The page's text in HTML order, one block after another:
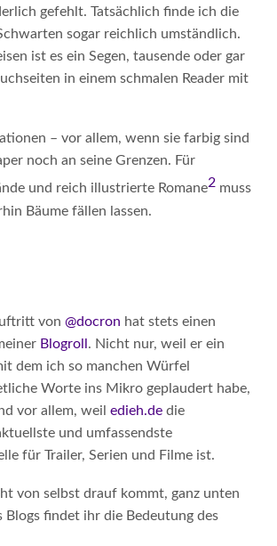
gefehlt. Tatsächlich finde ich die
sogar reichlich umständlich.
ist es ein Segen, tausende oder gar
in einem schmalen Reader mit
– vor allem, wenn sie farbig sind
noch an seine Grenzen. Für
und reich illustrierte Romane2muss
Bäume fällen lassen.
von @docron hat stets einen
Blogroll . Nicht nur, weil er ein
dem ich so manchen Würfel
Worte ins Mikro geplaudert habe,
vor allem, weil edieh.dedie
und umfassendste
für Trailer, Serien und Filme ist.
von selbst drauf kommt, ganz unten
Blogs findet ihr die Bedeutung des